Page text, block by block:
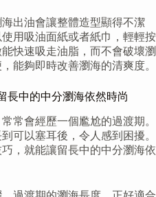
出油會讓整體造型顯得不潔
用吸油面紙或者紙巾，輕輕按
快速吸走油脂，而不會破壞瀏
能夠即時改善瀏海的清爽度。
長中的中分瀏海依然時尚
常會經歷一個尷尬的過渡期。
可以塞耳後，令人感到困擾。
，就能讓留長中的中分瀏海依